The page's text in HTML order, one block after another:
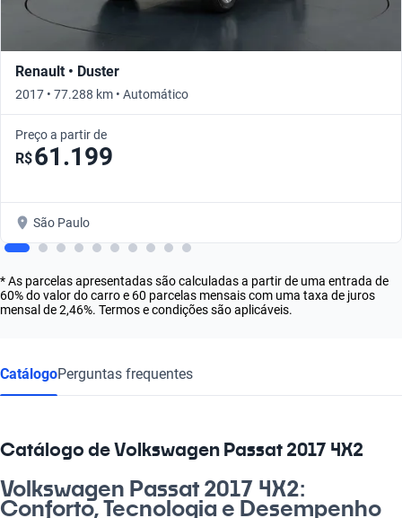
Renault • Duster
2017 • 77.288 km • Automático
Preço a partir de
R$61.199
São Paulo
* As parcelas apresentadas são calculadas a partir de uma entrada de
60% do valor do carro e 60 parcelas mensais com uma taxa de juros
mensal de 2,46%. Termos e condições são aplicáveis.
CatálogoPerguntas frequentes
Catálogo de Volkswagen Passat 2017 4X2
Volkswagen Passat 2017 4X2:
Conforto, Tecnologia e Desempenho